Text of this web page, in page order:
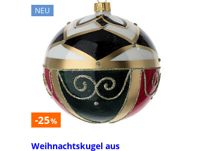
NEU
-25%
Weihnachtskugel aus